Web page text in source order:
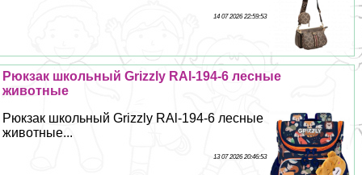
14 07 2026 22:59:53
Рюкзак школьный Grizzly RAl-194-6 лесные
животные
Рюкзак школьный Grizzly RAl-194-6 лесные
животные...
13 07 2026 20:46:53